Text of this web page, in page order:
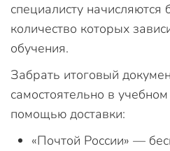
специалисту
количество которых
обучения.
Забрать итоговый
самостоятельно в
помощью доставки:
«Почтой России» —